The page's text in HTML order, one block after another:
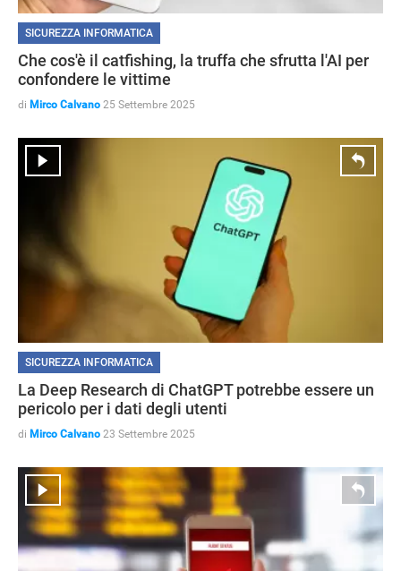
HOW TO
SICUREZZA INFORMATICA
Che cos'è il catfishing, la truffa che sfrutta l'AI per
confondere le vittime
di Mirco Calvano 25 Settembre 2025
SICUREZZA INFORMATICA
La Deep Research di ChatGPT potrebbe essere un
pericolo per i dati degli utenti
di Mirco Calvano 23 Settembre 2025